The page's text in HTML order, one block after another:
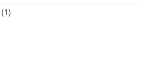
(1)